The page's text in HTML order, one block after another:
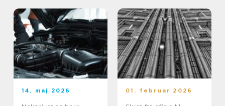
14. maj 2026 01. februar 2026